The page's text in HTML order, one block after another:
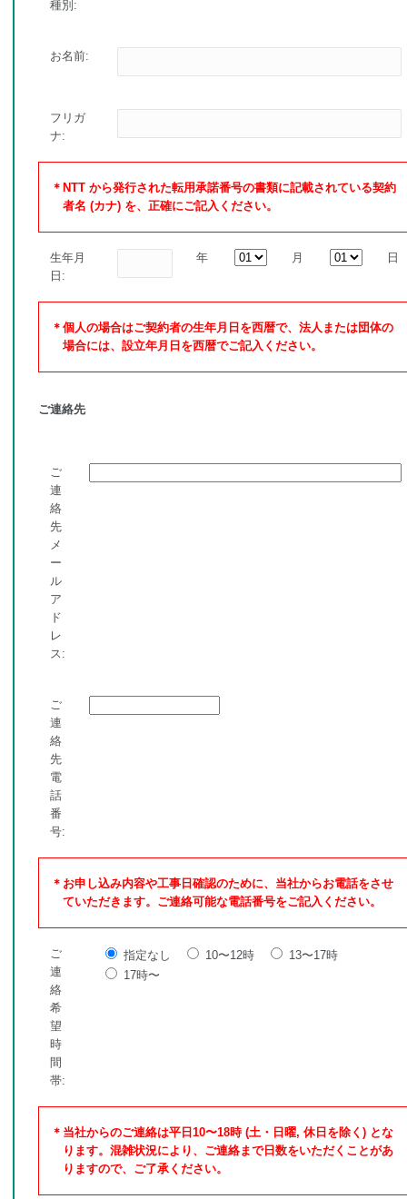
種別:
お名前:
フリガ
ナ:
＊NTT から発行された転用承諾番号の書類に記載されている契約
者名 (カナ) を、正確にご記入ください。
生年月
日:
年 月 日
＊個人の場合はご契約者の生年月日を西暦で、法人または団体の
場合には、設立年月日を西暦でご記入ください。
ご連絡先
ご
連
絡
先
メ
ー
ル
ア
ド
レ
ス:
ご
連
絡
先
電
話
番
号:
＊お申し込み内容や工事日確認のために、当社からお電話をさせ
ていただきます。ご連絡可能な電話番号をご記入ください。
ご
連
絡
希
望
時
間
帯:
指定なし 10〜12時
13〜17時
17時〜
＊当社からのご連絡は平日10〜18時 (土・日曜, 休日を除く) とな
ります。混雑状況により、ご連絡まで日数をいただくことがあ
りますので、ご了承ください。